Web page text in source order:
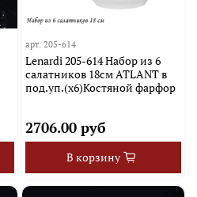
арт. 205-614
Lenardi 205-614 Набор из 6
салатников 18см ATLANT в
под.уп.(х6)Костяной фарфор
2706.00 руб
В корзину